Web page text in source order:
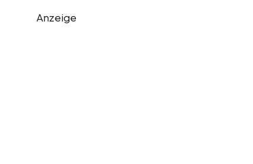
Anzeige